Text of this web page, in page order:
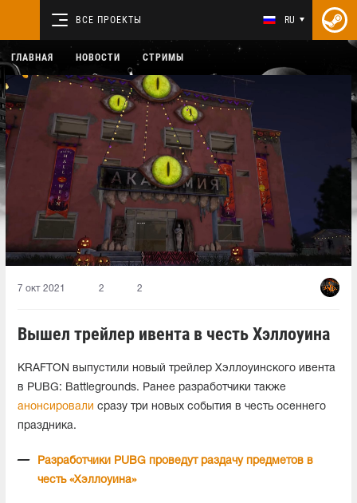
ВСЕ ПРОЕКТЫ RU
ГЛАВНАЯ НОВОСТИ СТРИМЫ
7 окт 2021 2 2
Вышел трейлер ивента в честь Хэллоуина
KRAFTON выпустили новый трейлер Хэллоуинского ивента
в PUBG: Battlegrounds. Ранее разработчики также
анонсировали сразу три новых события в честь осеннего
праздника.
Разработчики PUBG проведут раздачу предметов в
честь «Хэллоуина»